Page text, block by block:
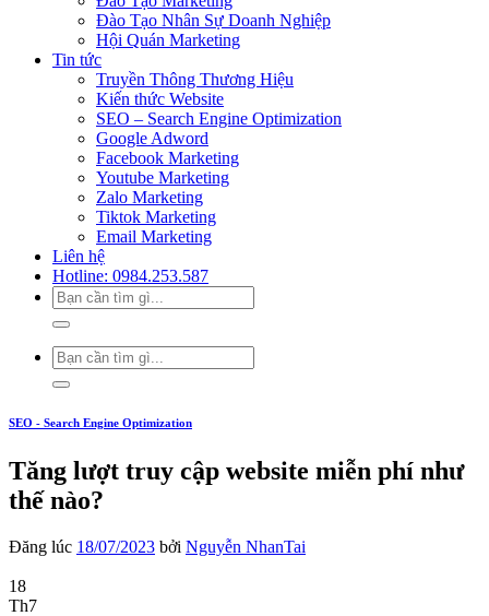
Đào Tạo Nhân Sự Doanh Nghiệp
Hội Quán Marketing
Tin tức
Truyền Thông Thương Hiệu
Kiến thức Website
SEO – Search Engine Optimization
Google Adword
Facebook Marketing
Youtube Marketing
Zalo Marketing
Tiktok Marketing
Email Marketing
Liên hệ
Hotline: 0984.253.587
SEO - Search Engine Optimization
Tăng lượt truy cập website miễn phí như
thế nào?
Đăng lúc 18/07/2023 bởi Nguyễn NhanTai
18
Th7